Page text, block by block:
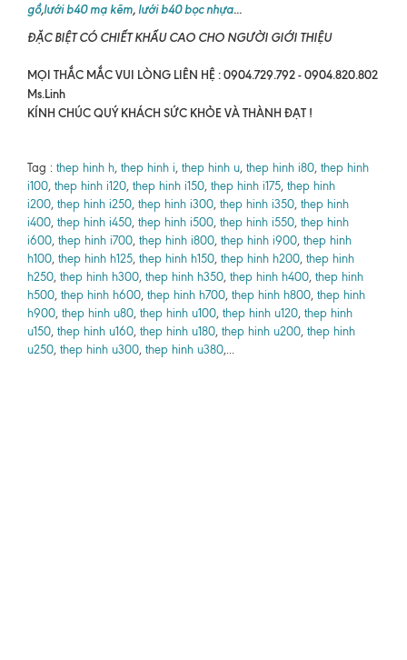
gồ,lưới b40 mạ kẽm, lưới b40 bọc nhựa...
ĐẶC BIỆT CÓ CHIẾT KHẤU CAO CHO NGƯỜI GIỚI THIỆU
MỌI THẮC MẮC VUI LÒNG LIÊN HỆ : 0904.729.792 - 0904.820.802
Ms.Linh
KÍNH CHÚC QUÝ KHÁCH SỨC KHỎE VÀ THÀNH ĐẠT !
Tag : thep hinh h, thep hinh i, thep hinh u, thep hinh i80, thep hinh
i100, thep hinh i120, thep hinh i150, thep hinh i175, thep hinh
i200, thep hinh i250, thep hinh i300, thep hinh i350, thep hinh
i400, thep hinh i450, thep hinh i500, thep hinh i550, thep hinh
i600, thep hinh i700, thep hinh i800, thep hinh i900, thep hinh
h100, thep hinh h125, thep hinh h150, thep hinh h200, thep hinh
h250, thep hinh h300, thep hinh h350, thep hinh h400, thep hinh
h500, thep hinh h600, thep hinh h700, thep hinh h800, thep hinh
h900, thep hinh u80, thep hinh u100, thep hinh u120, thep hinh
u150, thep hinh u160, thep hinh u180, thep hinh u200, thep hinh
u250, thep hinh u300, thep hinh u380,...